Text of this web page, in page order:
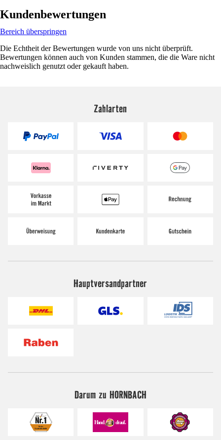
Kundenbewertungen
Bereich überspringen
Die Echtheit der Bewertungen wurde von uns nicht überprüft.
Bewertungen können auch von Kunden stammen, die die Ware nicht
nachweislich genutzt oder gekauft haben.
Zahlarten
Hauptversandpartner
Darum zu HORNBACH